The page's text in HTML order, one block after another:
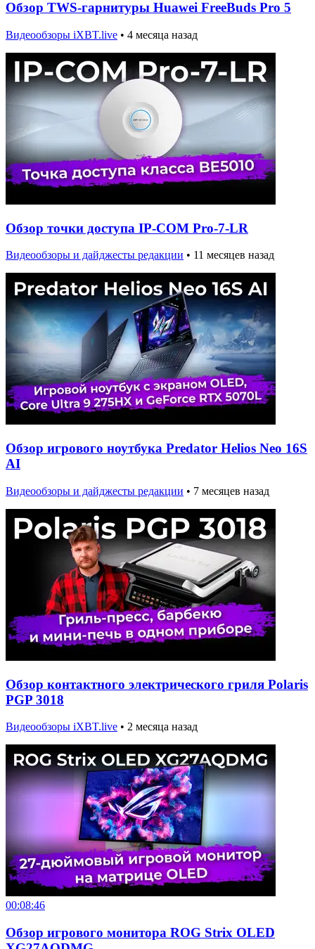
Обзор TWS-гарнитуры Huawei FreeBuds Pro 5
Видеообзоры iXBT.live • 4 месяца назад
Обзор точки доступа IP-COM Pro-7-LR
Видеообзоры и дайджесты редакции • 11 месяцев назад
Обзор игрового ноутбука Predator Helios Neo 16S
AI
Видеообзоры и дайджесты редакции • 7 месяцев назад
Обзор контактного электрического гриля Polaris
PGP 3018
Видеообзоры iXBT.live • 2 месяца назад
00:08:46
Обзор игрового монитора ROG Strix OLED